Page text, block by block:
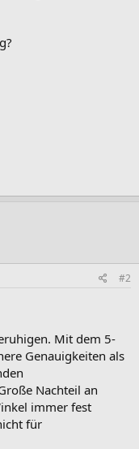
#2
Mit dem 5-
Genauigkeiten als
Nachteil an
immer fest
für